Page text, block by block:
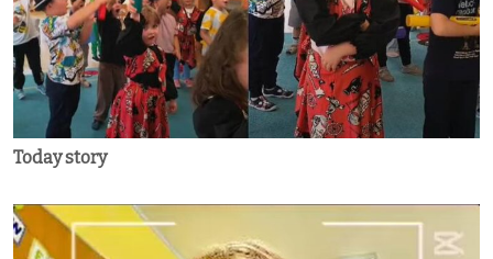
Today story